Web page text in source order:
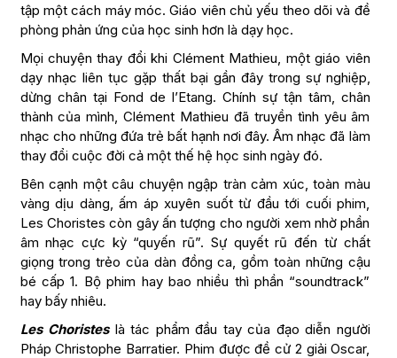
tập một cách máy móc. Giáo viên chủ yếu theo dõi và đề
phòng phản ứng của học sinh hơn là dạy học.
Mọi chuyện thay đổi khi Clément Mathieu, một giáo viên
dạy nhạc liên tục gặp thất bại gần đây trong sự nghiệp,
dừng chân tại Fond de l’Etang. Chính sự tận tâm, chân
thành của mình, Clément Mathieu đã truyền tình yêu âm
nhạc cho những đứa trẻ bất hạnh nơi đây. Âm nhạc đã làm
thay đổi cuộc đời cả một thế hệ học sinh ngày đó.
Bên cạnh một câu chuyện ngập tràn cảm xúc, toàn màu
vàng dịu dàng, ấm áp xuyên suốt từ đầu tới cuối phim,
Les Choristes còn gây ấn tượng cho người xem nhờ phần
âm nhạc cực kỳ “quyến rũ”. Sự quyết rũ đến từ chất
giọng trong trẻo của dàn đồng ca, gồm toàn những cậu
bé cấp 1. Bộ phim hay bao nhiều thì phần “soundtrack”
hay bấy nhiêu.
Les Choristeslà tác phẩm đầu tay của đạo diễn người
Pháp Christophe Barratier. Phim được đề cử 2 giải Oscar,